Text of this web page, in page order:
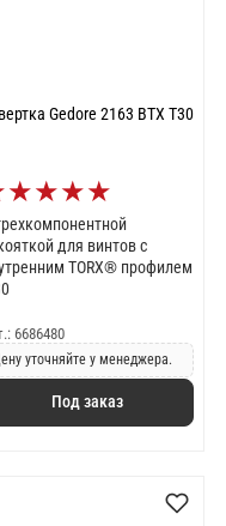
Gedore 2163 BTX T30
★★★★
для винтов с
TORX® профилем
6686480
уточняйте у менеджера.
Под заказ